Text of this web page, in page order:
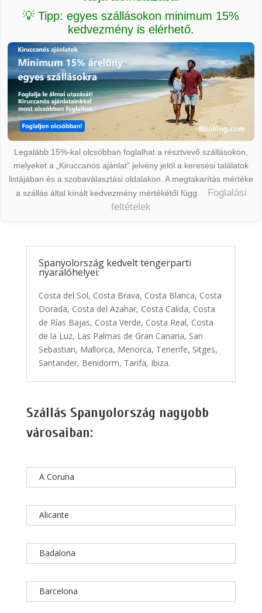
💡 Tipp: egyes szállásokon minimum 15%
kedvezmény is elérhető.
Legalább 15%-kal olcsóbban foglalhat a résztvevő szállásokon,
melyeket a „Kiruccanós ajánlat” jelvény jelöl a keresési találatok
listájában és a szobaválasztási oldalakon. A megtakarítás mértéke
a szállás által kínált kedvezmény mértékétől függ.
Foglalási
feltételek
Spanyolország kedvelt tengerparti
nyaralóhelyei:
Costa del Sol, Costa Brava, Costa Blanca, Costa
Dorada, Costa del Azahar, Costa Calida, Costa
de Rías Bajas, Costa Verde, Costa Real, Costa
de la Luz, Las Palmas de Gran Canaria, San
Sebastian, Mallorca, Menorca, Tenerife, Sitges,
Santander, Benidorm, Tarifa, Ibiza.
Szállás Spanyolország nagyobb
városaiban:
A Coruna
Alicante
Badalona
Barcelona